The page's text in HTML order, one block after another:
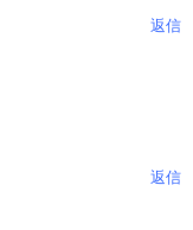
返信
返信